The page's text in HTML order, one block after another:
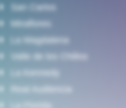
San Carlos
Miraflores
La Magdalena
Valle de los Chillos
La Kennedy
Real Audiencia